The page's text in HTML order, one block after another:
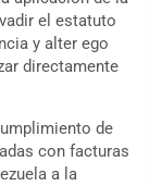
el estatuto
y alter ego
directamente
de
con facturas
a la